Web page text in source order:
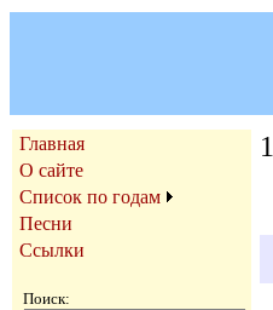
Главная
О сайте
Список по годам
Песни
Ссылки
Поиск: